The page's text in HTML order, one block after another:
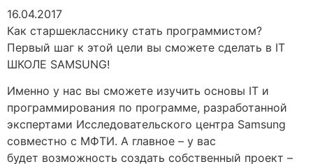
16.04.2017
Как старшекласснику стать программистом?
Первый шаг к этой цели вы сможете сделать в IT
ШКОЛЕ SAMSUNG!
Именно у нас вы сможете изучить основы IT и
программирования по программе, разработанной
экспертами Исследовательского центра Samsung
совместно с МФТИ. А главное – у вас
будет возможность создать собственный проект –